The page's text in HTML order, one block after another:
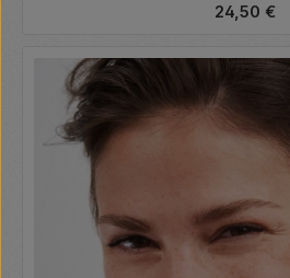
Regulärer
24,50 €